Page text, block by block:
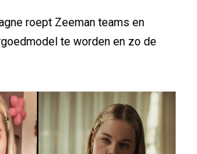
roept Zeeman teams en
te worden en zo de